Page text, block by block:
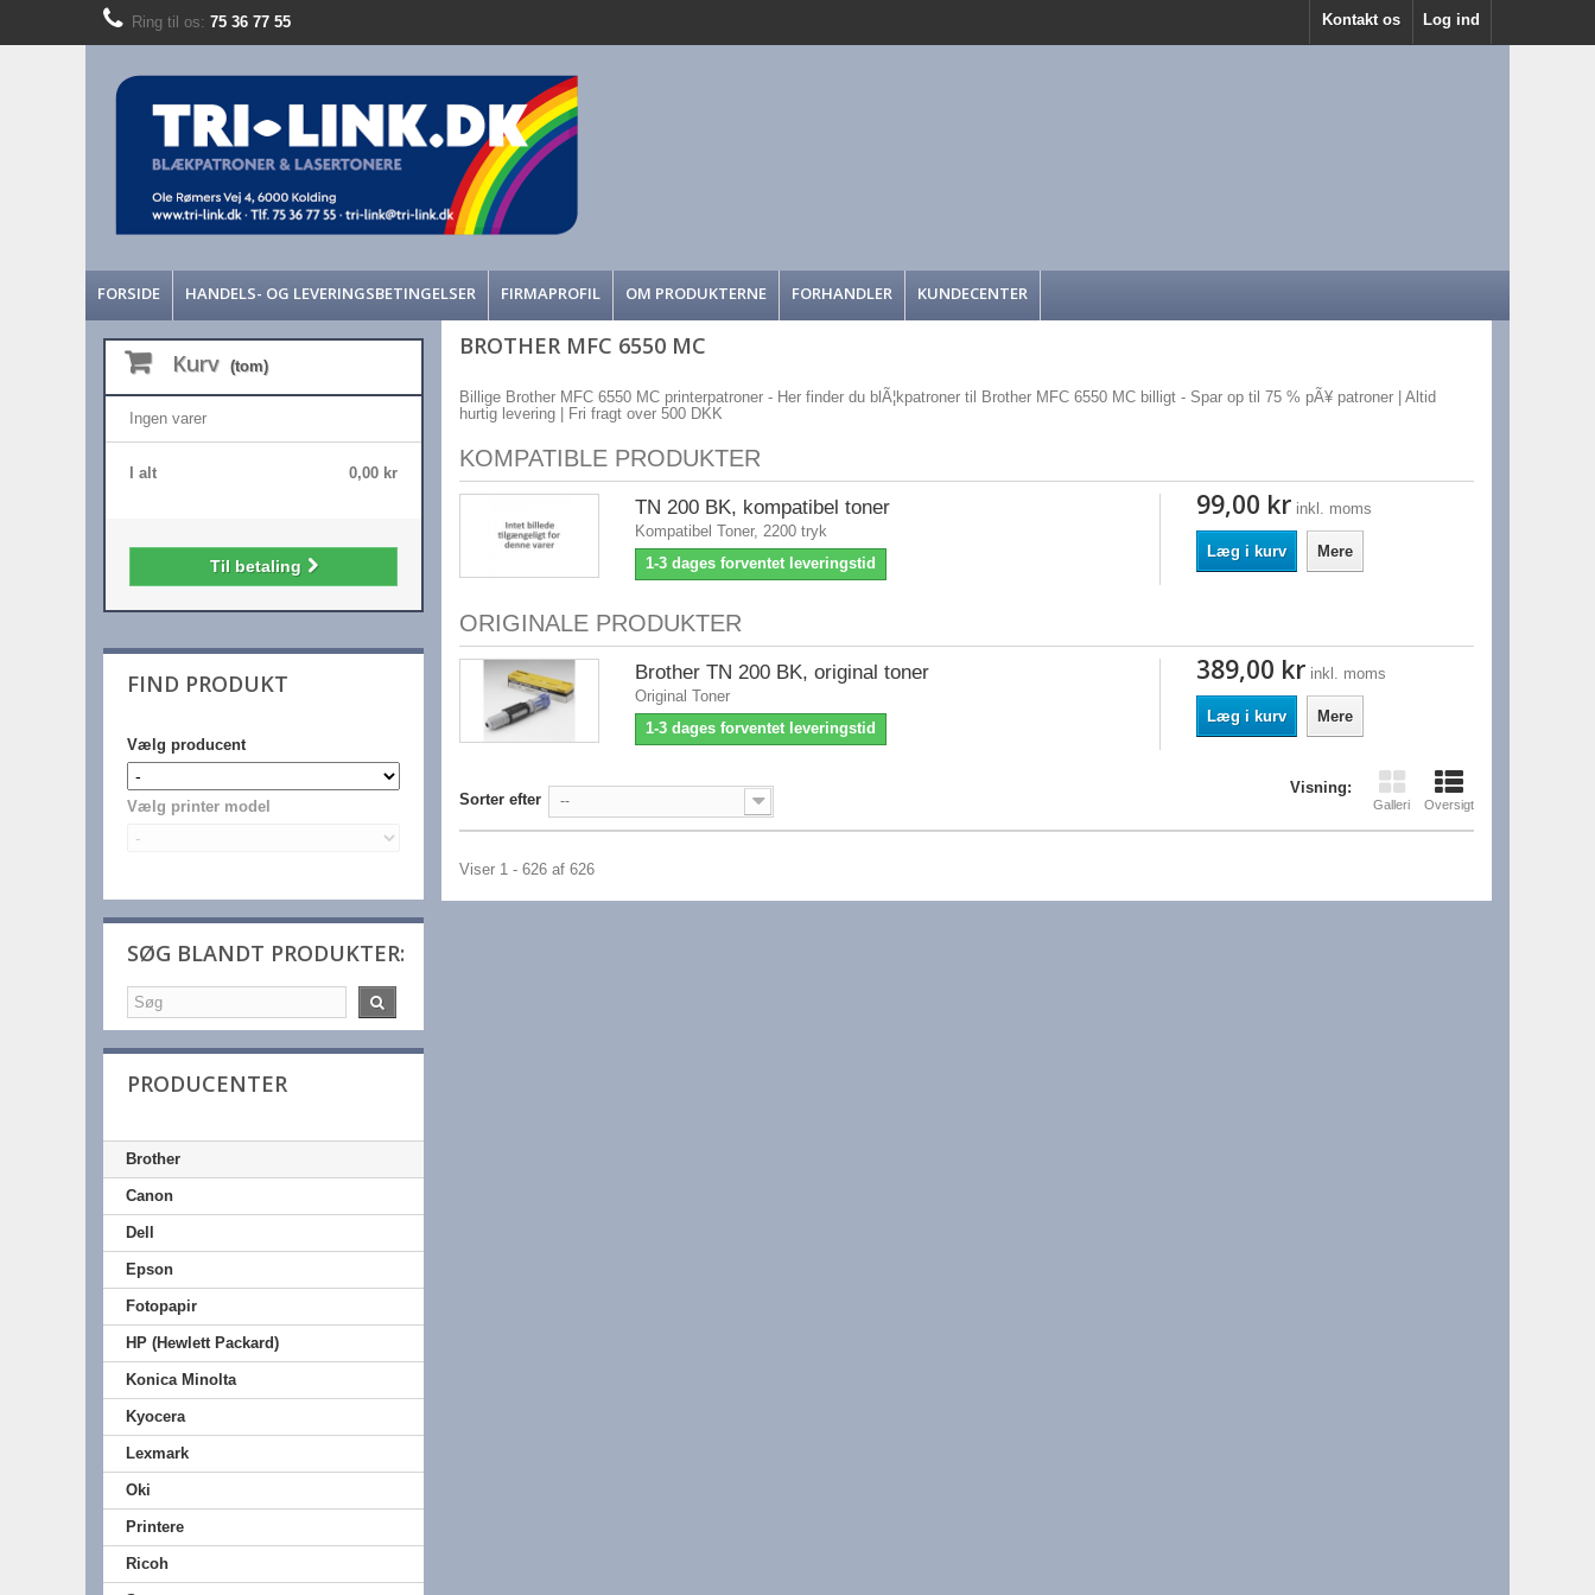
Log ind
Kontakt os
Ring til os: 75 36 77 55
FORSIDE HANDELS- OG LEVERINGSBETINGELSER FIRMAPROFIL OM PRODUKTERNE FORHANDLER KUNDECENTER
Kurv (tom)
Ingen varer
0,00 kr
I alt
Til betaling
FIND PRODUKT
Vælg producent
Vælg printer model
SØG BLANDT PRODUKTER:
PRODUCENTER
Brother
Canon
Dell
Epson
Fotopapir
HP (Hewlett Packard)
Konica Minolta
Kyocera
Lexmark
Oki
Printere
Ricoh
BROTHER MFC 6550 MC
Billige Brother MFC 6550 MC printerpatroner - Her finder du blÃ¦kpatroner til Brother MFC 6550 MC billigt - Spar op til 75 % pÃ¥ patroner | Altid
hurtig levering | Fri fragt over 500 DKK
KOMPATIBLE PRODUKTER
TN 200 BK, kompatibel toner
Kompatibel Toner, 2200 tryk
1-3 dages forventet leveringstid
99,00 kr inkl. moms
Læg i kurv Mere
ORIGINALE PRODUKTER
Brother TN 200 BK, original toner
Original Toner
1-3 dages forventet leveringstid
389,00 kr inkl. moms
Læg i kurv Mere
Visning:
Galleri Oversigt
Sorter efter --
Viser 1 - 626 af 626